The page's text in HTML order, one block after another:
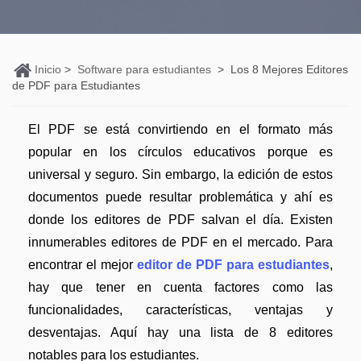
PDF online Nuevo
Convertir PDF a Word
Comprimir PDF
Combinar PDF
Lector de IA
Más herrmientas online
Convertir PDF
Editar PDF
Organizar PDF
Profesionales
Firmar PDF
eSign PDF
PDF por lotes
Detectar contenido de IA
Reescribir PDF con IA
Chat IA con documentos
Generar imágenes IA Nuevo
Todas las herramientas de IA
Segurirdad de PDF
Softwares de PDF
Trucos de PDF
Trucos para Mac
Trucos para móviles
Ver más
Inicio > Software para estudiantes > Los 8 Mejores Editores
de PDF para Estudiantes
El PDF se está convirtiendo en el formato más
popular en los círculos educativos porque es
universal y seguro. Sin embargo, la edición de estos
documentos puede resultar problemática y ahí es
donde los editores de PDF salvan el día. Existen
innumerables editores de PDF en el mercado. Para
encontrar el mejor editor de PDF para estudiantes,
hay que tener en cuenta factores como las
funcionalidades, características, ventajas y
desventajas. Aquí hay una lista de 8 editores
notables para los estudiantes.